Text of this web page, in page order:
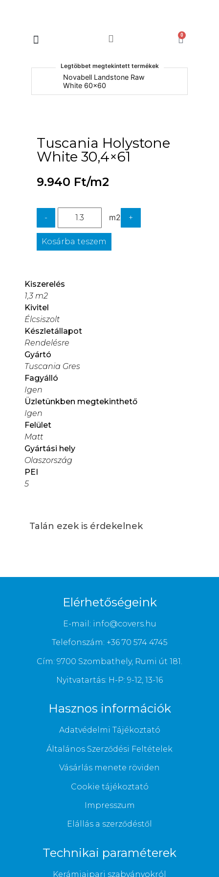
0
Legtöbbet megtekintett termékek
Novabell Landstone Raw
White 60x60
Tuscania Holystone
White 30,4×61
9.940 Ft/m2
- m2 +
Kosárba teszem
Kiszerelés
1,3 m2
Kivitel
Élcsiszolt
Készletállapot
Rendelésre
Gyártó
Tuscania Gres
Fagyálló
Igen
Üzletünkben megtekinthető
Igen
Felület
Matt
Gyártási hely
Olaszország
PEI
5
Talán ezek is érdekelnek
Elérhetőségeink
E-mail: info@covers.hu
Telefonszám: +36 70 574 4745
Cím: 9700 Szombathely, Rumi út 181.
Nyitvatartás: H-P: 9-12, 13-16
Hasznos információk
Adatvédelmi Tájékoztató
Általános Szerződési Feltételek
Vásárlás menete röviden
Cookie tájékoztató
Impresszum
Elállás a szerződéstől
Technikai paraméterek
Kerámiaipari szabványokról